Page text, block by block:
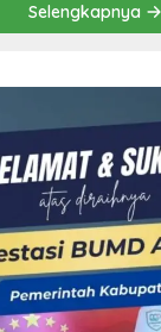
Selengkapnya